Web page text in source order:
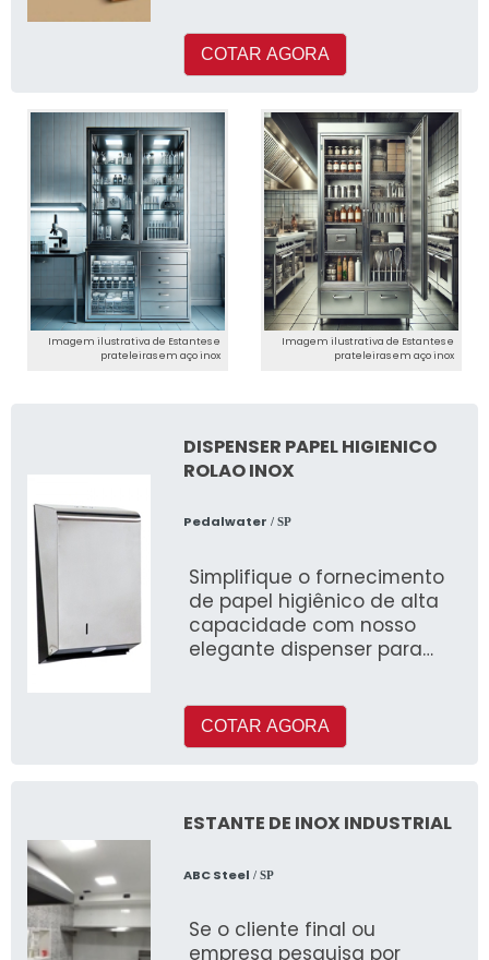
COTAR AGORA
Imagem ilustrativa de Estantes e
prateleiras em aço inox
Imagem ilustrativa de Estantes e
prateleiras em aço inox
DISPENSER PAPEL HIGIENICO
ROLAO INOX
Pedalwater / SP
Simplifique o fornecimento
de papel higiênico de alta
capacidade com nosso
elegante dispenser para
COTAR AGORA
ESTANTE DE INOX INDUSTRIAL
ABC Steel / SP
Se o cliente final ou
empresa pesquisa por